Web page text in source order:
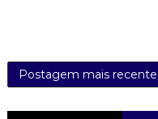
Postagem mais recente